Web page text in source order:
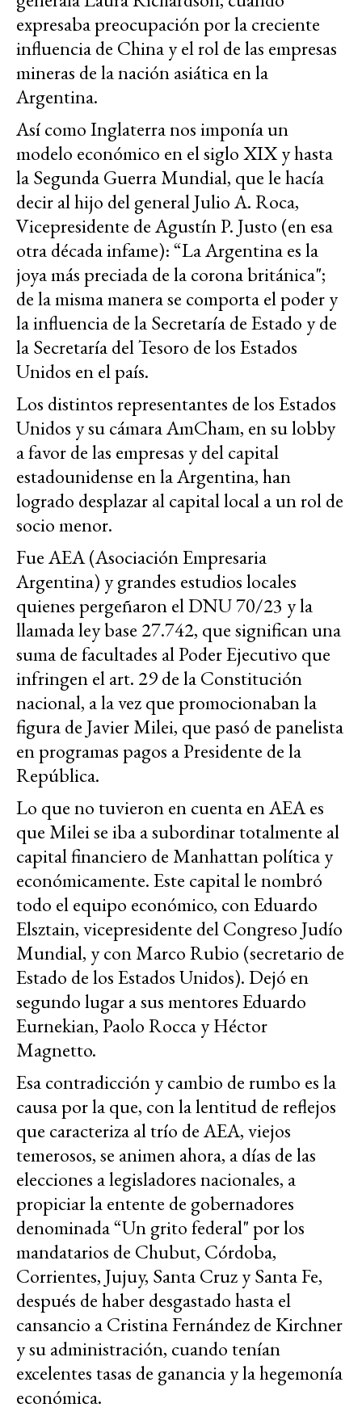
expresaba preocupación por la creciente
influencia de China y el rol de las empresas
mineras de la nación asiática en la
Argentina.
Así como Inglaterra nos imponía un
modelo económico en el siglo XIX y hasta
la Segunda Guerra Mundial, que le hacía
decir al hijo del general Julio A. Roca,
Vicepresidente de Agustín P. Justo (en esa
otra década infame): “La Argentina es la
joya más preciada de la corona británica";
de la misma manera se comporta el poder y
la influencia de la Secretaría de Estado y de
la Secretaría del Tesoro de los Estados
Unidos en el país.
Los distintos representantes de los Estados
Unidos y su cámara AmCham, en su lobby
a favor de las empresas y del capital
estadounidense en la Argentina, han
logrado desplazar al capital local a un rol de
socio menor.
Fue AEA (Asociación Empresaria
Argentina) y grandes estudios locales
quienes pergeñaron el DNU 70/23 y la
llamada ley base 27.742, que significan una
suma de facultades al Poder Ejecutivo que
infringen el art. 29 de la Constitución
nacional, a la vez que promocionaban la
figura de Javier Milei, que pasó de panelista
en programas pagos a Presidente de la
República.
Lo que no tuvieron en cuenta en AEA es
que Milei se iba a subordinar totalmente al
capital financiero de Manhattan política y
económicamente. Este capital le nombró
todo el equipo económico, con Eduardo
Elsztain, vicepresidente del Congreso Judío
Mundial, y con Marco Rubio (secretario de
Estado de los Estados Unidos). Dejó en
segundo lugar a sus mentores Eduardo
Eurnekian, Paolo Rocca y Héctor
Magnetto.
Esa contradicción y cambio de rumbo es la
causa por la que, con la lentitud de reflejos
que caracteriza al trío de AEA, viejos
temerosos, se animen ahora, a días de las
elecciones a legisladores nacionales, a
propiciar la entente de gobernadores
denominada “Un grito federal" por los
mandatarios de Chubut, Córdoba,
Corrientes, Jujuy, Santa Cruz y Santa Fe,
después de haber desgastado hasta el
cansancio a Cristina Fernández de Kirchner
y su administración, cuando tenían
excelentes tasas de ganancia y la hegemonía
económica.